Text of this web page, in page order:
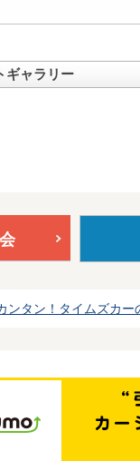
ギャラリー
ンタン！タイムズカー